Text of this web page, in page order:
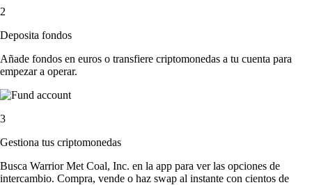
2
Deposita fondos
Añade fondos en euros o transfiere criptomonedas a tu cuenta para
empezar a operar.
3
Gestiona tus criptomonedas
Busca Warrior Met Coal, Inc. en la app para ver las opciones de
intercambio. Compra, vende o haz swap al instante con cientos de